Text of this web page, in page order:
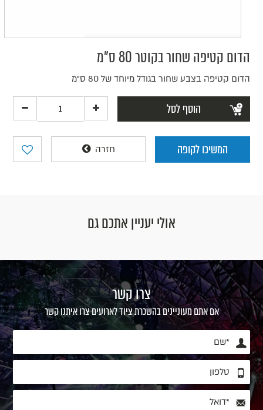
הדום קטיפה שחור בקוטר 80 ס"מ
הדום קטיפה בצבע שחור בגודל מיוחד של 80 ס"מ
הוסף לסל
המשיכו לקופה חזרה
אולי יעניין אתכם גם
צרו קשר
אם אתם מעוניינים בהשכרת ציוד לארועים צרו איתנו קשר